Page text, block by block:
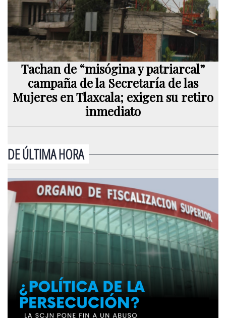
Tachan de “misógina y patriarcal”
campaña de la Secretaría de las
Mujeres en Tlaxcala; exigen su retiro
inmediato
DE ÚLTIMA HORA